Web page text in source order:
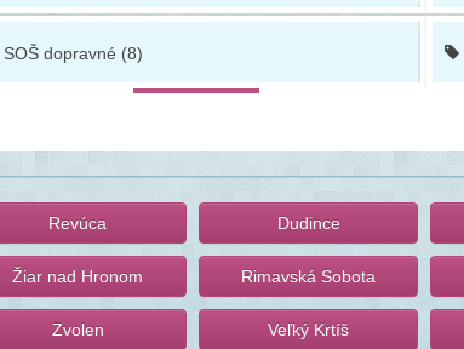
SOŠ dopravné (8)
Revúca Dudince
Žiar nad Hronom Rimavská Sobota
Zvolen Veľký Krtíš